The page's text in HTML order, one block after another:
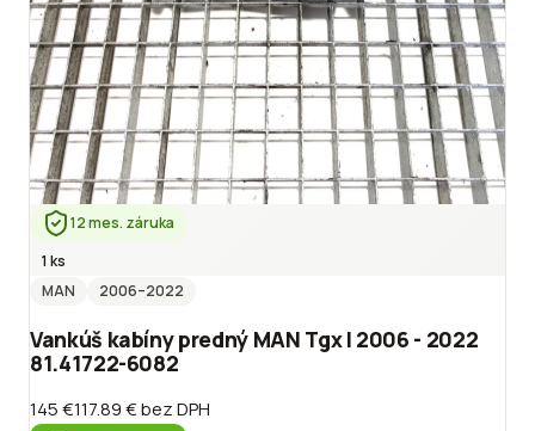
12 mes. záruka
1 ks
MAN
2006–2022
Vankúš kabíny predný MAN Tgx I 2006 - 2022
81.41722-6082
145 €117.89 €bez DPH